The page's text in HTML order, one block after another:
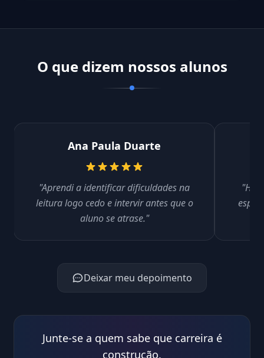
O que dizem nossos alunos
Ana Paula Duarte
"Aprendi a identificar dificuldades na
leitura logo cedo e intervir antes que o
aluno se atrase."
Deixar meu depoimento
Junte-se a quem sabe que carreira é
construção.